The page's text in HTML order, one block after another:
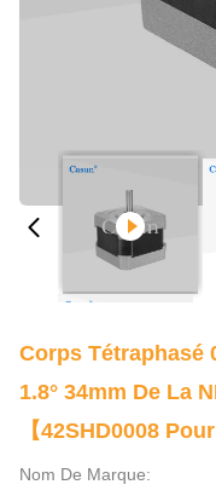
Corps Tétraphasé
1.8° 34mm De La
【42SHD0008
Nom De Marque: